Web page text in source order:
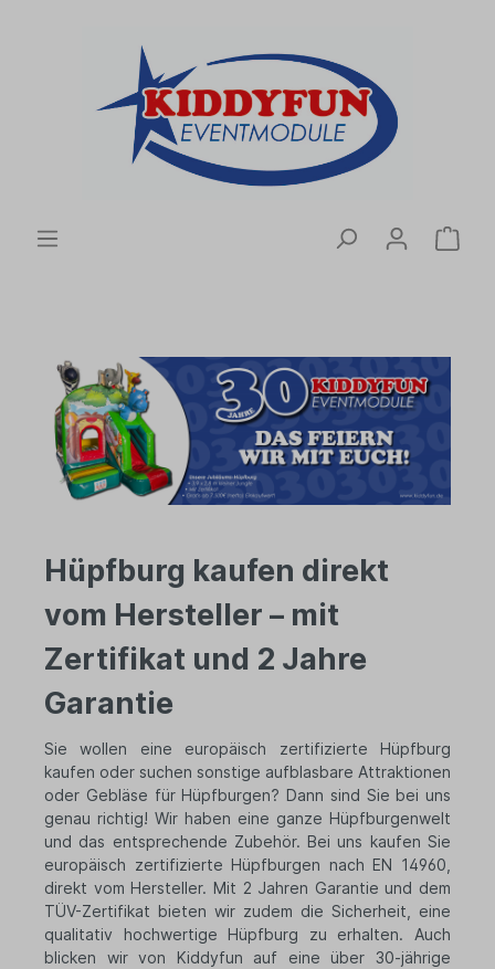
Hüpfburg kaufen direkt
vom Hersteller – mit
Zertifikat und 2 Jahre
Garantie
Sie wollen eine europäisch zertifizierte Hüpfburg
kaufen oder suchen sonstige aufblasbare Attraktionen
oder Gebläse für Hüpfburgen? Dann sind Sie bei uns
genau richtig! Wir haben eine ganze Hüpfburgenwelt
und das entsprechende Zubehör. Bei uns kaufen Sie
europäisch zertifizierte Hüpfburgen nach EN 14960,
direkt vom Hersteller. Mit 2 Jahren Garantie und dem
TÜV-Zertifikat bieten wir zudem die Sicherheit, eine
qualitativ hochwertige Hüpfburg zu erhalten. Auch
blicken wir von Kiddyfun auf eine über 30-jährige